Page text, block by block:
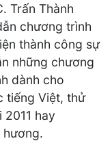
Trấn Thành
chương trình
thành công sự
những chương
dành cho
tiếng Việt, thử
hay
hương.